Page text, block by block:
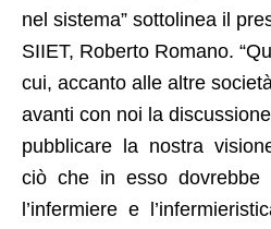
nel sistema” sottolinea il
SIIET, Roberto Romano.
cui, accanto alle altre
avanti con noi la
pubblicare la nostra
ciò che in esso dovrebbe
l’infermiere e